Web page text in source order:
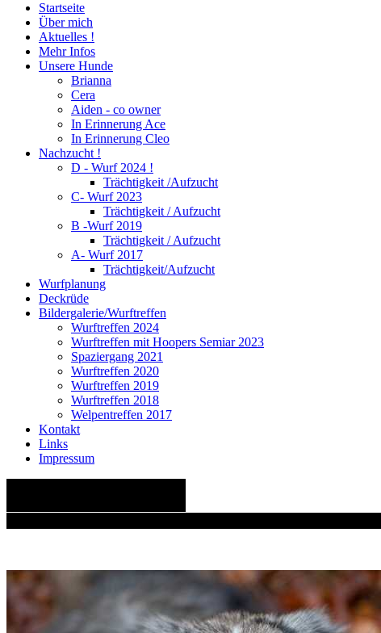
Startseite
Über mich
Aktuelles !
Mehr Infos
Unsere Hunde
Brianna
Cera
Aiden - co owner
In Erinnerung Ace
In Erinnerung Cleo
Nachzucht !
D - Wurf 2024 !
Trächtigkeit /Aufzucht
C- Wurf 2023
Trächtigkeit / Aufzucht
B -Wurf 2019
Trächtigkeit / Aufzucht
A- Wurf 2017
Trächtigkeit/Aufzucht
Wurfplanung
Deckrüde
Bildergalerie/Wurftreffen
Wurftreffen 2024
Wurftreffen mit Hoopers Semiar 2023
Spaziergang 2021
Wurftreffen 2020
Wurftreffen 2019
Wurftreffen 2018
Welpentreffen 2017
Kontakt
Links
Impressum